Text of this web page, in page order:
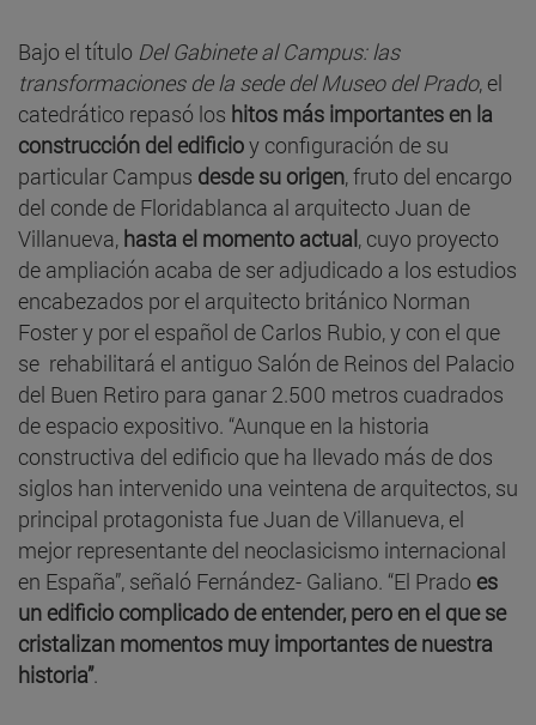
Bajo el título Del Gabinete al Campus: las
transformaciones de la sede del Museo del Prado, el
catedrático repasó los hitos más importantes en la
construcción del edificioy configuración de su
particular Campus desde su origen, fruto del encargo
del conde de Floridablanca al arquitecto Juan de
Villanueva, hasta el momento actual, cuyo proyecto
de ampliación acaba de ser adjudicado a los estudios
encabezados por el arquitecto británico Norman
Foster y por el español de Carlos Rubio, y con el que
se rehabilitará el antiguo Salón de Reinos del Palacio
del Buen Retiro para ganar 2.500 metros cuadrados
de espacio expositivo. “Aunque en la historia
constructiva del edificio que ha llevado más de dos
siglos han intervenido una veintena de arquitectos, su
principal protagonista fue Juan de Villanueva, el
mejor representante del neoclasicismo internacional
en España”, señaló Fernández- Galiano. “El Prado es
un edificio complicado de entender, pero en el que se
cristalizan momentos muy importantes de nuestra
historia”.